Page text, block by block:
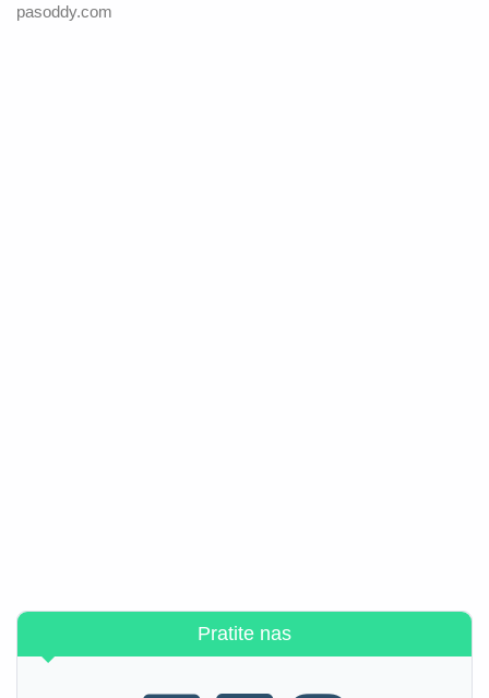
pasoddy.com
Pratite nas